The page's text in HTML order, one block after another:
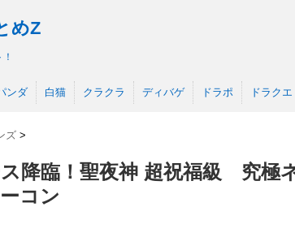
めZ
ンダ 白猫 クラクラ ディバゲ ドラポ ドラクエ
ズ >
降臨！聖夜神 超祝福級 究極
コン